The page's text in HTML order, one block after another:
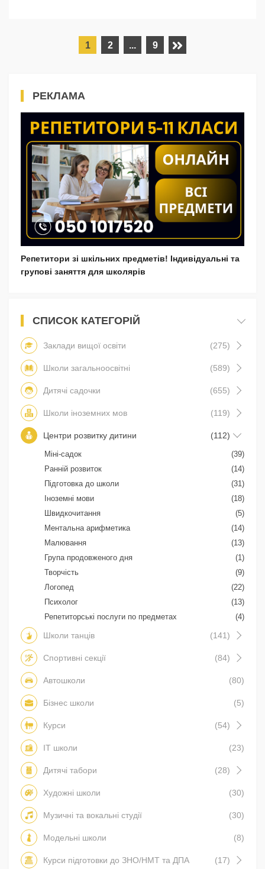
1 2 ... 9
СПИСОК КАТЕГОРІЙ
Заклади вищої освіти (275)
Школи загальноосвітні (589)
Дитячі садочки (655)
Школи іноземних мов (119)
Центри розвитку дитини (112)
Міні-садок
(39)
Ранній розвиток
(14)
Підготовка до школи
(31)
Іноземні мови
(18)
Швидкочитання
(5)
Ментальна арифметика
(14)
Малювання
(13)
Група продовженого дня
(1)
Творчість
(9)
Логопед
(22)
Психолог
(13)
Репетиторські послуги по предметах
(4)
Школи танців (141)
Спортивні секції (84)
Автошколи (80)
Бізнес школи (5)
Курси (54)
IT школи (23)
Дитячі табори (28)
Художні школи (30)
Музичні та вокальні студії (30)
Модельні школи (8)
Курси підготовки до ЗНО/НМТ та ДПА (17)
РЕКЛАМА
Репетитори зі шкільних предметів! Індивідуальні та
групові заняття для школярів